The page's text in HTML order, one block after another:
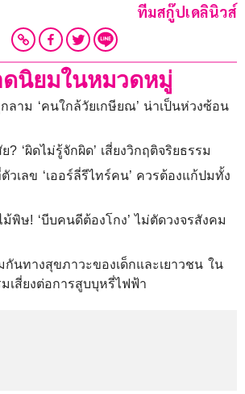
ทีมสกู๊ปเดลินิวส์
นิยมในหมวดหมู่
ลาม ‘คนใกล้วัยเกษียณ’ น่าเป็นห่วงซ้อน
‘ผิดไม่รู้จักผิด’ เสี่ยงวิกฤติจริยธรรม
เลข ‘เออร์ลี่รีไทร์คน’ ควรต้องแก้ปมทั้ง
พิษ! ‘บีบคนดีต้องโกง’ ไม่ตัดวงจรสังคม
กันทางสุขภาวะของเด็กและเยาวชน ใน
เสี่ยงต่อการสูบบุหรี่ไฟฟ้า